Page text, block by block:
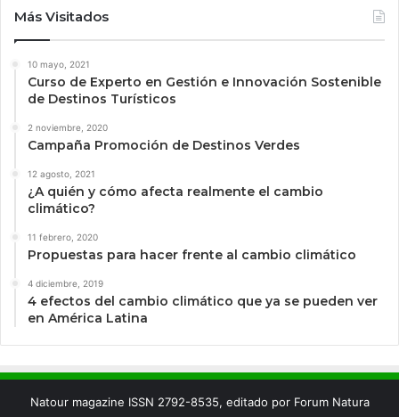
Más Visitados
10 mayo, 2021
Curso de Experto en Gestión e Innovación Sostenible
de Destinos Turísticos
2 noviembre, 2020
Campaña Promoción de Destinos Verdes
12 agosto, 2021
¿A quién y cómo afecta realmente el cambio
climático?
11 febrero, 2020
Propuestas para hacer frente al cambio climático
4 diciembre, 2019
4 efectos del cambio climático que ya se pueden ver
en América Latina
Natour magazine ISSN 2792-8535, editado por Forum Natura